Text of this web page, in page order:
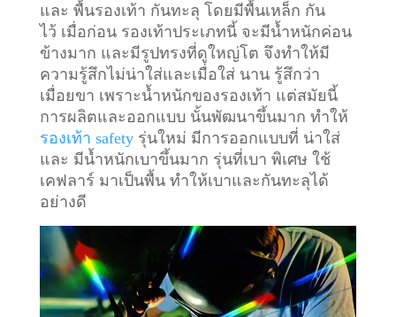
และ พื้นรองเท้า กันทะลุ โดยมีพื้นเหล็ก กัน
ไว้ เมื่อก่อน รองเท้าประเภทนี้ จะมีน้ำหนักค่อน
ข้างมาก และมีรูปทรงที่ดูใหญ่โต จึงทำให้มี
ความรู้สึกไม่น่าใส่และเมื่อใส่ นาน รู้สึกว่า
เมื่อยขา เพราะน้ำหนักของรองเท้า แต่สมัยนี้
การผลิตและออกแบบ นั้นพัฒนาขึ้นมาก ทำให้
รองเท้า safetyรุ่นใหม่ มีการออกแบบที่ น่าใส่
และ มีน้ำหนักเบาขึ้นมาก รุ่นที่เบา พิเศษ ใช้
เคฟลาร์ มาเป็นพื้น ทำให้เบาและกันทะลุได้
อย่างดี